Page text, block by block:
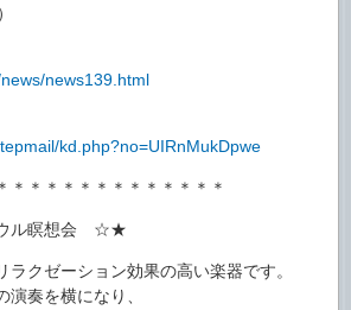
news139.html
kd.php?no=UIRnMukDpwe
＊＊＊＊＊＊＊＊＊＊＊＊＊
ル瞑想会 ☆★
ラクゼーション効果の高い楽器です。
演奏を横になり、